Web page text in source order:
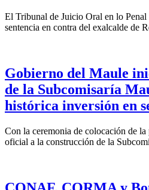
El Tribunal de Juicio Oral en lo
sentencia en contra del exalcalde de
Gobierno del Maule
de la Subcomisaría
histórica inversión en
Con la ceremonia de colocación de
oficial a la construcción de la